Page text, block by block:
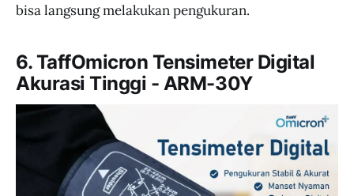
bisa langsung melakukan pengukuran.
6. TaffOmicron Tensimeter Digital
Akurasi Tinggi - ARM-30Y